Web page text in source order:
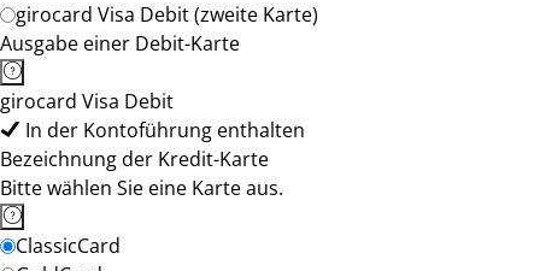
girocard Visa Debit (zweite Karte)
Ausgabe einer Debit-Karte
girocard Visa Debit
In der Kontoführung enthalten
Bezeichnung der Kredit-Karte
Bitte wählen Sie eine Karte aus.
ClassicCard